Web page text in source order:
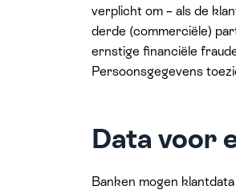
verplicht om – als de
derde (commerciële)
ernstige financiële
Persoonsgegevens
Data voor
Banken mogen